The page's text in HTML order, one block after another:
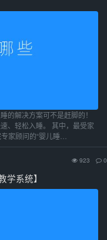
的解决方案可不是赶脚的！
、轻松入睡。 其中，最受家
家顾问的“婴儿睡…
923 0
学系统】